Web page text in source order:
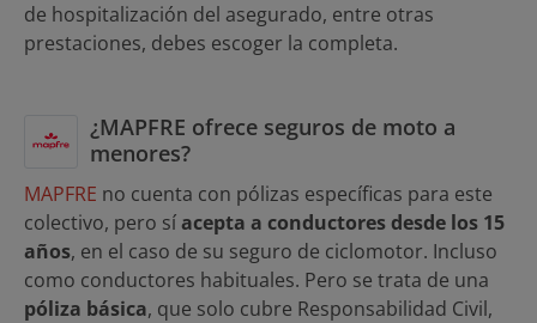
de hospitalización del asegurado, entre otras
prestaciones, debes escoger la completa.
¿MAPFRE ofrece seguros de moto a
menores?
MAPFRE no cuenta con pólizas específicas para este
colectivo, pero síacepta a conductores desde los 15
años, en el caso de su seguro de ciclomotor. Incluso
como conductores habituales. Pero se trata de una
póliza básica, que solo cubre Responsabilidad Civil,